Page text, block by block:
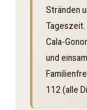
Stränden
Tageszeit.
Cala-
und
112 (alle